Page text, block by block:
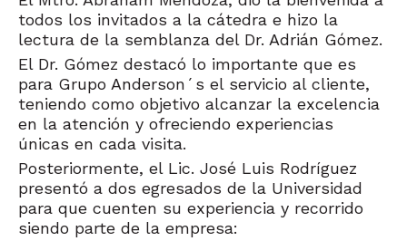
todos los invitados a la cátedra e hizo la
lectura de la semblanza del Dr. Adrián Gómez.
El Dr. Gómez destacó lo importante que es
para Grupo Anderson´s el servicio al cliente,
teniendo como objetivo alcanzar la excelencia
en la atención y ofreciendo experiencias
únicas en cada visita.
Posteriormente, el Lic. José Luis Rodríguez
presentó a dos egresados de la Universidad
para que cuenten su experiencia y recorrido
siendo parte de la empresa: